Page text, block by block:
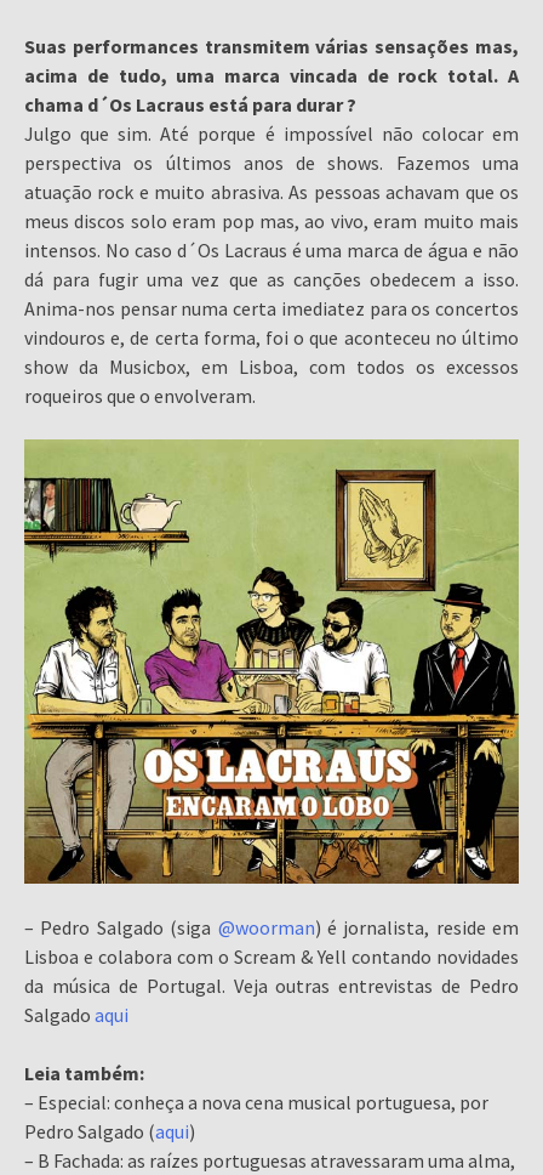
Suas performances transmitem várias sensações mas,
acima de tudo, uma marca vincada de rock total. A
chama d´Os Lacraus está para durar ?
Julgo que sim. Até porque é impossível não colocar em
perspectiva os últimos anos de shows. Fazemos uma
atuação rock e muito abrasiva. As pessoas achavam que os
meus discos solo eram pop mas, ao vivo, eram muito mais
intensos. No caso d´Os Lacraus é uma marca de água e não
dá para fugir uma vez que as canções obedecem a isso.
Anima-nos pensar numa certa imediatez para os concertos
vindouros e, de certa forma, foi o que aconteceu no último
show da Musicbox, em Lisboa, com todos os excessos
roqueiros que o envolveram.
– Pedro Salgado (siga @woorman) é jornalista, reside em
Lisboa e colabora com o Scream & Yell contando novidades
da música de Portugal. Veja outras entrevistas de Pedro
Salgado aqui
Leia também:
– Especial: conheça a nova cena musical portuguesa, por
Pedro Salgado (aqui)
– B Fachada: as raízes portuguesas atravessaram uma alma,